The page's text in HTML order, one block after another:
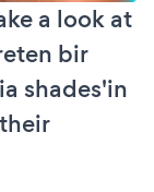
a look at
bir
shades'in